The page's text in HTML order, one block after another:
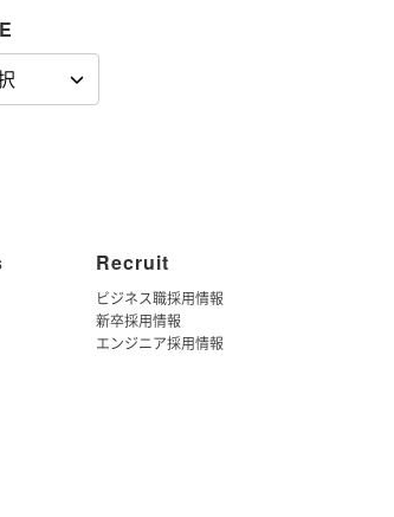
Recruit
ビジネス職採用情報
新卒採用情報
エンジニア採用情報